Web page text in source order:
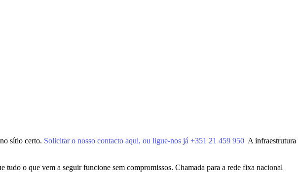
sítio certo. Solicitar o nosso contacto aqui, ou ligue-nos já +351 21 459 950 A infraestrutura
tudo o que vem a seguir funcione sem compromissos. Chamada para a rede fixa nacional